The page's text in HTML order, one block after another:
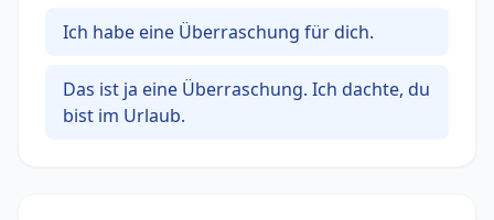
Ich habe eine Überraschung für dich.
Das ist ja eine Überraschung. Ich dachte, du
bist im Urlaub.